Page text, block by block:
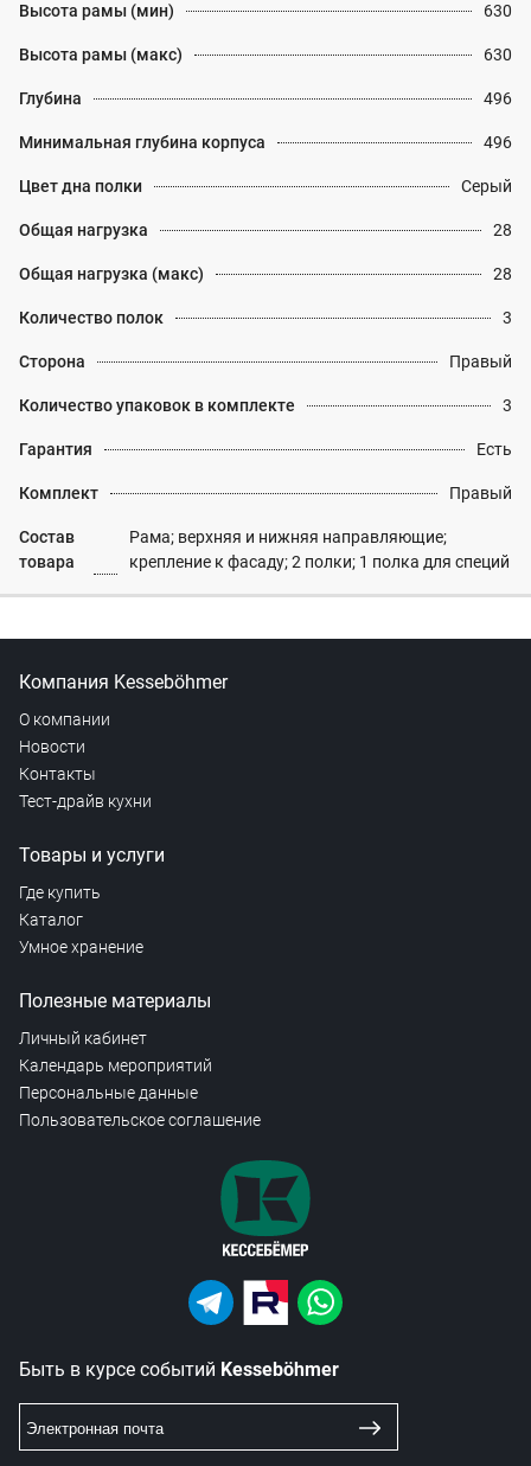
Высота рамы (мин) 630
Высота рамы (макс) 630
Глубина 496
Минимальная глубина корпуса 496
Цвет дна полки Серый
Общая нагрузка 28
Общая нагрузка (макс) 28
Количество полок 3
Сторона Правый
Количество упаковок в комплекте 3
Гарантия Есть
Комплект Правый
Состав
товара
Рама; верхняя и нижняя направляющие;
крепление к фасаду; 2 полки; 1 полка для специй
Компания Kesseböhmer
О компании
Новости
Контакты
Тест-драйв кухни
Товары и услуги
Где купить
Каталог
Умное хранение
Полезные материалы
Личный кабинет
Календарь мероприятий
Персональные данные
Пользовательское соглашение
Быть в курсе событий Kesseböhmer